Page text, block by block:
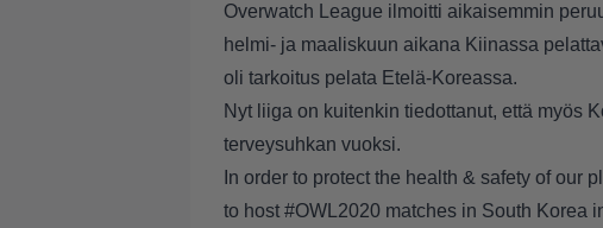
Overwatch League ilmoitti aikaisemmin
helmi- ja maaliskuun aikana Kiinassa
oli tarkoitus pelata Etelä-Koreassa.
Nyt liiga on kuitenkin tiedottanut, että myös
terveysuhkan vuoksi.
In order to protect the health & safety of our
to host #OWL2020 matches in South Korea